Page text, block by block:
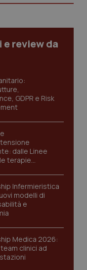
review da
GDPR e Risk
dalle Linee
terapie
Infermieristica
modelli di
e
Medica 2026:
clinici ad